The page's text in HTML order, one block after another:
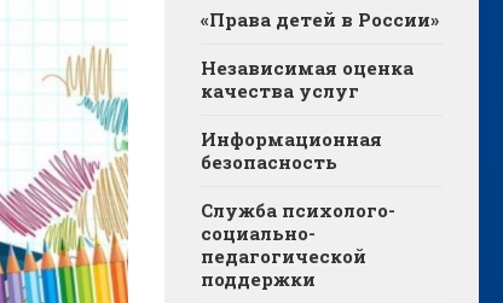
«Права детей в России»
Независимая оценка
качества услуг
Информационная
безопасность
Служба психолого-
социально-
педагогической
поддержки